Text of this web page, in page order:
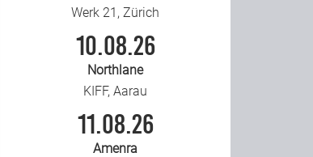
Werk 21, Zürich
10.08.26
Northlane
KIFF, Aarau
11.08.26
Amenra